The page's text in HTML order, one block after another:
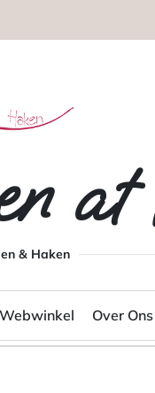
& Haken
Webwinkel Over Ons